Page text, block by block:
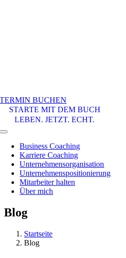
TERMIN BUCHEN
STARTE MIT DEM BUCH
LEBEN. JETZT. ECHT.
Toggle
NavigationBusiness Coaching
Karriere Coaching
Unternehmensorganisation
Unternehmenspositionierung
Mitarbeiter halten
Über mich
Blog
Startseite
Blog